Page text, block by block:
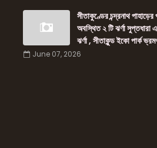
সীতাকুণ্ডের চন্দ্রনাথ পাহাড়ের
অবস্থিত ২ টি ঝর্ণা সুপ্তধারা
ঝর্ণা , সীতাকুন্ড ইকো পার্ক
June 07, 2026